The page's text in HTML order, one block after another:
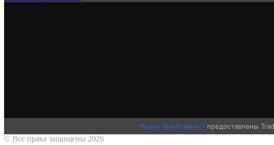
Рынки криптовалют предоставлены
© Все права защищены 2026